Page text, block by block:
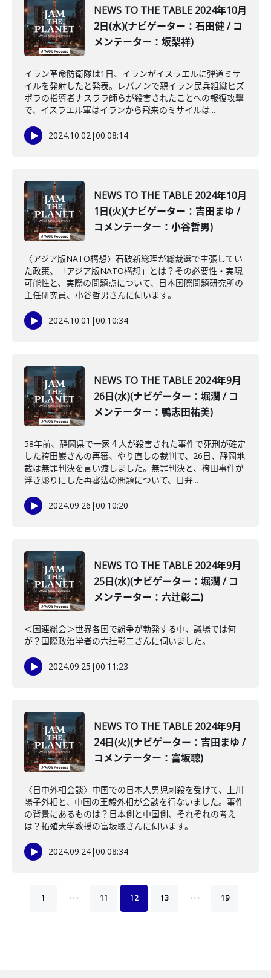
NEWS TO THE TABLE 2024年10月
2日(水)(ナビゲーター：石田健 / コ
メンテーター：坂梨祥)
イラン革命防衛隊は1日、イランがイスラエルに弾道ミサ
イルを発射したと発表。レバノンで親イラン民兵組織ヒズ
ボラの指導者ナスララ師らが殺害されたことへの報復攻撃
で、イスラエル軍はイランから飛来のミサイルは...
2024.10.02|00:08:14
NEWS TO THE TABLE 2024年10月
1日(火)(ナビゲーター：吉田まゆ /
コメンテーター：小谷哲男)
〈アジア版NATO構想〉石破新総理が総裁選で主張してい
た政策、「アジア版NATO構想」とは？その必要性・実現
可能性と、実際の問題点について、日本国際問題研究所の
主任研究員、小谷哲男さんに伺います。
2024.10.01 |00:10:34
NEWS TO THE TABLE 2024年9月
26日(水)(ナビゲーター：堀潤 / コ
メンテーター：鴨志田祐美)
58年前、静岡県で一家４人が殺害された事件で死刑が確定
した袴田巌さんの再審、やり直しの裁判で、26日、静岡地
裁は無罪判決を言い渡しました。無罪判決と、袴田事件が
浮き彫りにした再審法の問題について、日弁...
2024.09.26 |00:10:20
NEWS TO THE TABLE 2024年9月
25日(水)(ナビゲーター：堀潤 / コ
メンテーター：六辻彰二)
＜国連総会＞世界各国で紛争が勃発する中、議場では何
が？国際政治学者の六辻彰二さんに伺いました。
2024.09.25 |00:11:23
NEWS TO THE TABLE 2024年9月
24日(火)(ナビゲーター：吉田まゆ /
コメンテーター：富坂聰)
〈日中外相会談〉中国での日本人男児刺殺を受けて、上川
陽子外相と、中国の王毅外相が会談を行ないました。事件
の背景にあるものは？日本側と中国側、それぞれの考え
は？拓殖大学教授の富坂聰さんに伺います。
2024.09.24|00:08:34
1 … 11 12 13 … 19